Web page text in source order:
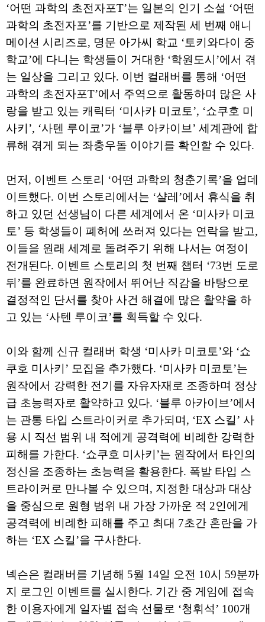
‘어떤 과학의 초전자포T’는 일본의 인기 소설 ‘어떤
과학의 초전자포’를 기반으로 제작된 세 번째 애니
메이션 시리즈로, 명문 아가씨 학교 ‘토키와다이 중
학교’에 다니는 학생들이 거대한 ‘학원도시’에서 겪
는 일상을 그리고 있다. 이번 컬래버를 통해 ‘어떤
과학의 초전자포T’에서 주역으로 활동하며 많은 사
랑을 받고 있는 캐릭터 ‘미사카 미코토’, ‘쇼쿠호 미
사키’, ‘사텐 루이코’가 ‘블루 아카이브’ 세계관에 합
류해 겪게 되는 좌충우돌 이야기를 확인할 수 있다.
먼저, 이벤트 스토리 ‘어떤 과학의 청춘기록’을 업데
이트했다. 이번 스토리에서는 ‘샬레’에서 휴식을 취
하고 있던 선생님이 다른 세계에서 온 ‘미사카 미코
토’ 등 학생들이 폐허에 쓰러져 있다는 연락을 받고,
이들을 원래 세계로 돌려주기 위해 나서는 여정이
전개된다. 이벤트 스토리의 첫 번째 챕터 ‘73번 도로
뒤’를 완료하면 원작에서 뛰어난 직감을 바탕으로
결정적인 단서를 찾아 사건 해결에 많은 활약을 하
고 있는 ‘사텐 루이코’를 획득할 수 있다.
이와 함께 신규 컬래버 학생 ‘미사카 미코토’와 ‘쇼
쿠호 미사키’ 모집을 추가했다. ‘미사카 미코토’는
원작에서 강력한 전기를 자유자재로 조종하며 정상
급 초능력자로 활약하고 있다. ‘블루 아카이브’에서
는 관통 타입 스트라이커로 추가되며, ‘EX 스킬’ 사
용 시 직선 범위 내 적에게 공격력에 비례한 강력한
피해를 가한다. ‘쇼쿠호 미사키’는 원작에서 타인의
정신을 조종하는 초능력을 활용한다. 폭발 타입 스
트라이커로 만나볼 수 있으며, 지정한 대상과 대상
을 중심으로 원형 범위 내 가장 가까운 적 2인에게
공격력에 비례한 피해를 주고 최대 7초간 혼란을 가
하는 ‘EX 스킬’을 구사한다.
넥슨은 컬래버를 기념해 5월 14일 오전 10시 59분까
지 로그인 이벤트를 실시한다. 기간 중 게임에 접속
한 이용자에게 일자별 접속 선물로 ‘청휘석’ 100개